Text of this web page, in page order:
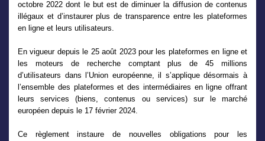
octobre 2022 dont le but est de diminuer la diffusion de contenus
illégaux et d’instaurer plus de transparence entre les plateformes
en ligne et leurs utilisateurs.
En vigueur depuis le 25 août 2023 pour les plateformes en ligne et
les moteurs de recherche comptant plus de 45 millions
d’utilisateurs dans l’Union européenne, il s’applique désormais à
l’ensemble des plateformes et des intermédiaires en ligne offrant
leurs services (biens, contenus ou services) sur le marché
européen depuis le 17 février 2024.
Ce règlement instaure de nouvelles obligations pour les